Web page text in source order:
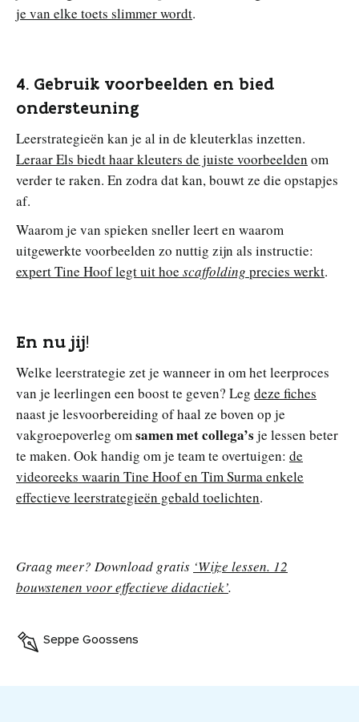
je van elke toets slimmer wordt.
4. Gebruik voorbeelden en bied
ondersteuning
Leerstrategieën kan je al in de kleuterklas inzetten.
Leraar Els biedt haar kleuters de juiste voorbeelden om
verder te raken. En zodra dat kan, bouwt ze die opstapjes
af.
Waarom je van spieken sneller leert en waarom
uitgewerkte voorbeelden zo nuttig zijn als instructie:
expert Tine Hoof legt uit hoe scaffolding precies werkt.
En nu jij!
Welke leerstrategie zet je wanneer in om het leerproces
van je leerlingen een boost te geven? Leg deze fiches
naast je lesvoorbereiding of haal ze boven op je
vakgroepoverleg omsamen met collega’s je lessen beter
te maken. Ook handig om je team te overtuigen: de
videoreeks waarin Tine Hoof en Tim Surma enkele
effectieve leerstrategieën gebald toelichten.
Graag meer? Download gratis ‘Wijze lessen. 12
bouwstenen voor effectieve didactiek’.
Seppe Goossens